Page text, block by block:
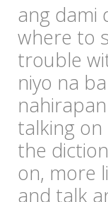
ang dami
where to
trouble
niyo na
talking
the
on, more
and talk